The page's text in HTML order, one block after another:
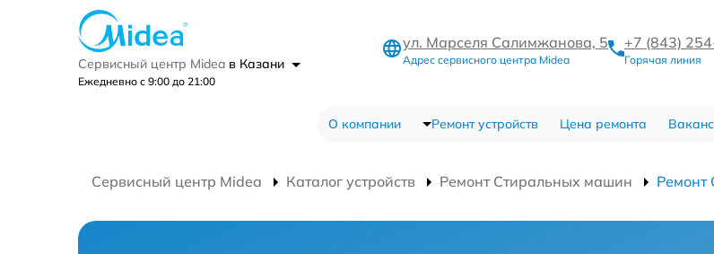
Сервисный центр Midea в Казани
Ежедневно с 9:00 до 21:00
ул. Марселя Салимжанова, 5
Адрес сервисного центра Midea
+7 (843)
Горячая линия
О компании Ремонт устройств Цена ремонта
Сервисный центр Midea Каталог устройств Ремонт Стиральных машин Ремонт